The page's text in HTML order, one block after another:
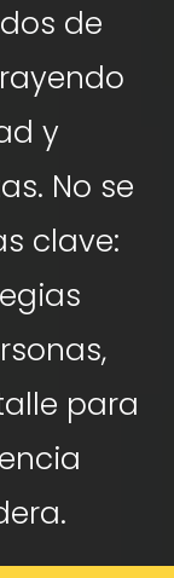
de
y
No se
clave:
para